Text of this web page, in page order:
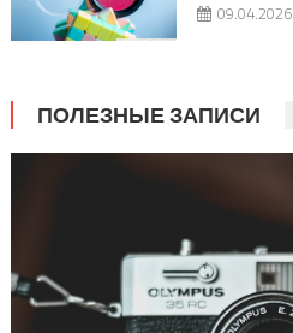
09.04.2026
ПОЛЕЗНЫЕ ЗАПИСИ